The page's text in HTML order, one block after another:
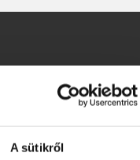
A sütikről